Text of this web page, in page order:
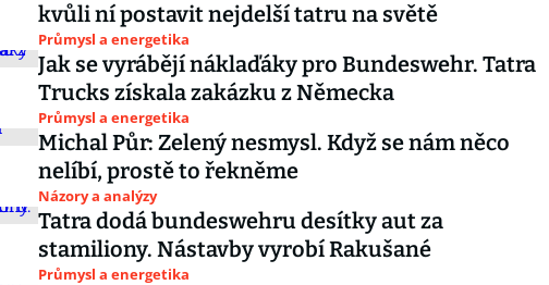
kvůli ní postavit nejdelší tatru na světě
Průmysl a energetika
Jak se vyrábějí náklaďáky pro Bundeswehr. Tatra
Trucks získala zakázku z Německa
Průmysl a energetika
Michal Půr: Zelený nesmysl. Když se nám něco
nelíbí, prostě to řekněme
Názory a analýzy
Tatra dodá bundeswehru desítky aut za
stamiliony. Nástavby vyrobí Rakušané
Průmysl a energetika